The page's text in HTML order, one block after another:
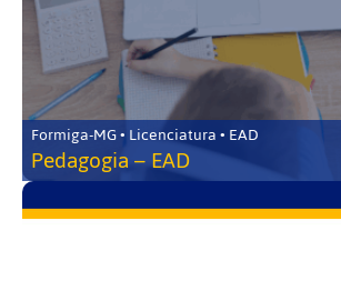
Formiga-MG • Licenciatura • EAD
Pedagogia – EAD